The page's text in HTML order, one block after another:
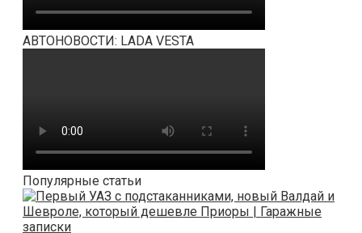
АВТОНОВОСТИ: LADA VESTA
Популярные статьи